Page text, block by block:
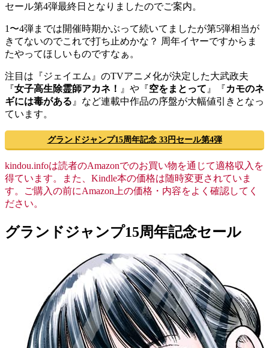
セール第4弾最終日となりましたのでご案内。
1〜4弾までは開催時期かぶって続いてましたが第5弾相当が
きてないのでこれで打ち止めかな？ 周年イヤーですからま
たやってほしいものですなぁ。
注目は『ジェイエム』のTVアニメ化が決定した大武政夫
『女子高生除霊師アカネ！ 』や『空をまとって 』『カモのネ
ギには毒がある 』など連載中作品の序盤が大幅値引きとなっ
ています。
グランドジャンプ15周年記念 33円セール第4弾
kindou.infoは読者のAmazonでのお買い物を通じて適格収入を
得ています。また、Kindle本の価格は随時変更されていま
す。ご購入の前にAmazon上の価格・内容をよく確認してく
ださい。
グランドジャンプ15周年記念セール